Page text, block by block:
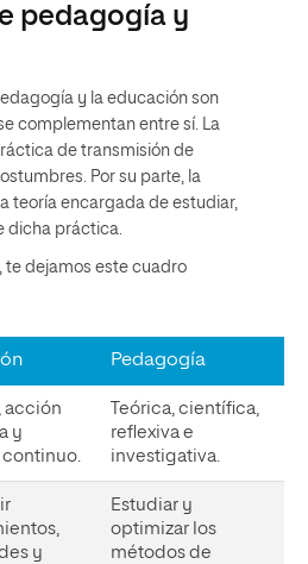
pedagogía y
y la educación son
complementan entre sí. La
de transmisión de
Por su parte, la
teoría encargada de estudiar,
dicha práctica.
te dejamos este cuadro
Pedagogía
acción
y
Teórica, científica,
reflexiva e
investigativa.
y
Estudiar y
optimizar los
métodos de